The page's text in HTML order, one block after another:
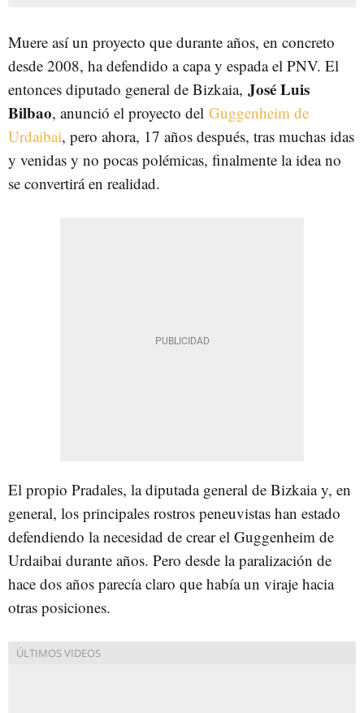
Muere así un proyecto que durante años, en concreto
desde 2008, ha defendido a capa y espada el PNV. El
entonces diputado general de Bizkaia, José Luis
Bilbao, anunció el proyecto del Guggenheim de
Urdaibai, pero ahora, 17 años después, tras muchas idas
y venidas y no pocas polémicas, finalmente la idea no
se convertirá en realidad.
El propio Pradales, la diputada general de Bizkaia y, en
general, los principales rostros peneuvistas han estado
defendiendo la necesidad de crear el Guggenheim de
Urdaibai durante años. Pero desde la paralización de
hace dos años parecía claro que había un viraje hacia
otras posiciones.